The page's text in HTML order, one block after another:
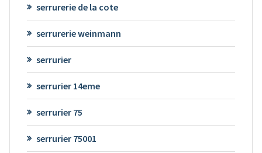
serrurerie de la cote
serrurerie weinmann
serrurier
serrurier 14eme
serrurier 75
serrurier 75001